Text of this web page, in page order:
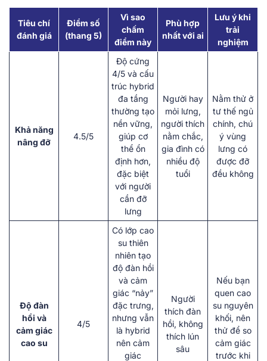
Tiêu chí
đánh giá
Điểm số
(thang 5)
Vì sao
chấm
điểm này
Phù hợp
nhất với ai
Lưu ý khi
trải
nghiệm
Khả năng
nâng đỡ
4.5/5
Độ cứng
4/5 và cấu
trúc hybrid
đa tầng
thường tạo
nền vững,
giúp cơ
thể ổn
định hơn,
đặc biệt
với người
cần đỡ
lưng
Người hay
mỏi lưng,
người thích
nằm chắc,
gia đình có
nhiều độ
tuổi
Nằm thử ở
tư thế ngủ
chính, chú
ý vùng
lưng có
được đỡ
đều không
Độ đàn
hồi và
cảm giác
cao su
4/5
Có lớp cao
su thiên
nhiên tạo
độ đàn hồi
và cảm
giác “nảy”
đặc trưng,
nhưng vẫn
là hybrid
nên cảm
giác
Người
thích đàn
hồi, không
thích lún
sâu
Nếu bạn
quen cao
su nguyên
khối, nên
thử để so
cảm giác
trước khi